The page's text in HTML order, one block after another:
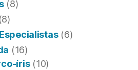
(8)
(8)
(6)
(16)
íris(10)